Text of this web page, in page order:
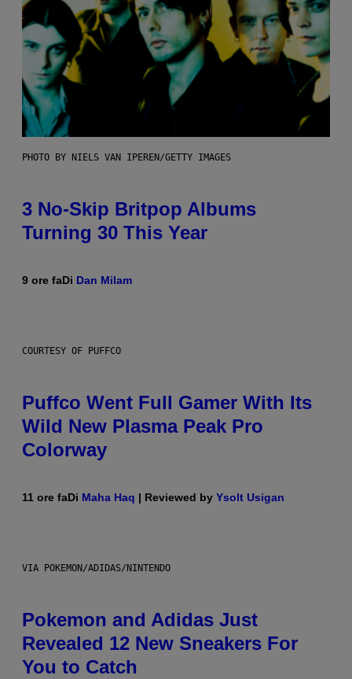
PHOTO BY NIELS VAN IPEREN/GETTY IMAGES
3 No-Skip Britpop Albums
Turning 30 This Year
9 ore faDi Dan Milam
COURTESY OF PUFFCO
Puffco Went Full Gamer With Its
Wild New Plasma Peak Pro
Colorway
11 ore faDi Maha Haq | Reviewed by Ysolt Usigan
VIA POKEMON/ADIDAS/NINTENDO
Pokemon and Adidas Just
Revealed 12 New Sneakers For
You to Catch